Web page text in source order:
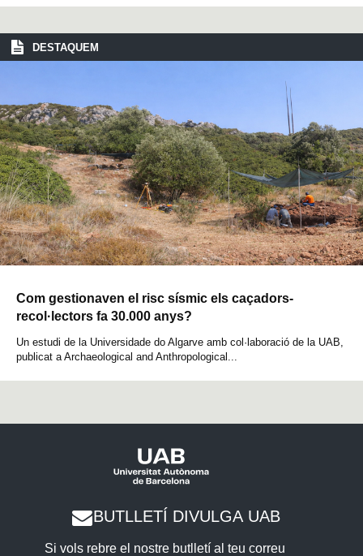
DESTAQUEM
Com gestionaven el risc sísmic els caçadors-
recol·lectors fa 30.000 anys?
Un estudi de la Universidade do Algarve amb col·laboració de la UAB,
publicat a Archaeological and Anthropological...
BUTLLETÍ DIVULGA UAB
Si vols rebre el nostre butlletí al teu correu